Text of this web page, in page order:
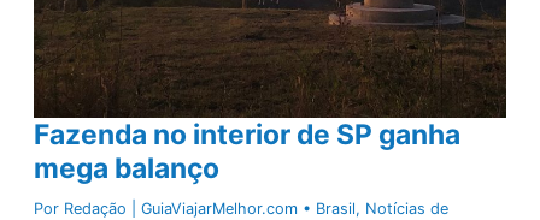
Fazenda no interior de SP ganha
mega balanço
Por Redação | GuiaViajarMelhor.com • Brasil, Notícias de